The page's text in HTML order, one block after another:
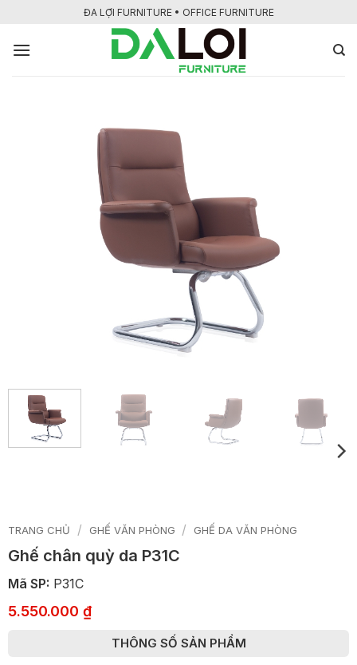
nội
ĐA LỢI FURNITURE • OFFICE FURNITURE
TRANG CHỦ / GHẾ VĂN PHÒNG / GHẾ DA VĂN PHÒNG
Ghế chân quỳ da P31C
Mã SP: P31C
5.550.000 ₫
THÔNG SỐ SẢN PHẨM